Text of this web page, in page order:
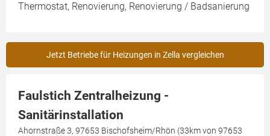
Thermostat, Renovierung, Renovierung / Badsanierung
Jetzt Betriebe für Heizungen in Zella vergleichen
Faulstich Zentralheizung -
Sanitärinstallation
Ahornstraße 3, 97653 Bischofsheim/Rhön (33km von 97653